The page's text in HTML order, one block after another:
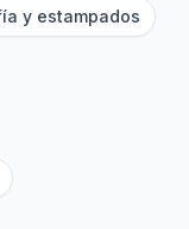
y estampados